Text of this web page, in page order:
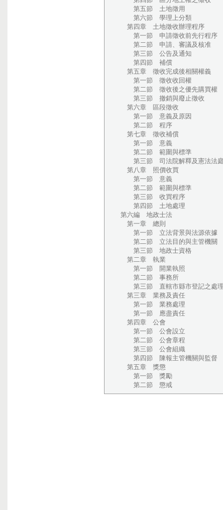
第五節 土地徵用
第六節 學理上分類
第四章 土地徵收辦理程序
第一節 申請徵收前先行程序
第二節 申請、審議及核准
第三節 公告及通知
第四節 補償
第五章 徵收完成後相關權義
第一節 徵收收回權
第二節 徵收後之優先購買權
第三節 撤銷與廢止徵收
第六章 區段徵收
第一節 意義及原因
第二節 程序
第七章 徵收補償
第一節 意義
第二節 範圍與標準
第三節 司法院解釋及憲法法庭
第八章 照價收買
第一節 意義
第二節 範圍與標準
第三節 收買程序
第四節 土地處理
第六編 地政士法
第一章 總則
第一節 立法背景與法源依據
第二節 立法目的與主管機關
第三節 地政士資格
第二章 執業
第一節 開業執照
第二節 事務所
第三節 直轄市縣市登記之處
第三章 業務及責任
第一節 業務處理
第一節 應盡責任
第四章 公會
第一節 公會設立
第二節 公會章程
第三節 公會組織
第四節 陳報主管機關與監督
第五章 獎懲
第一節 獎勵
第二節 懲戒